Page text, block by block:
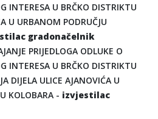
INTERESA U BRČKO DISTRIKTU
U URBANOM PODRUČJU
gradonačelnik
PRIJEDLOGA ODLUKE O
INTERESA U BRČKO DISTRIKTU
DIJELA ULICE AJANOVIĆA U
KOLOBARA - izvjestilac